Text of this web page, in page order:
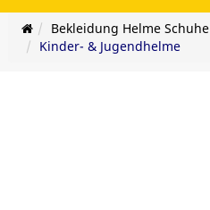
Bekleidung Helme Schuhe
Kinder- & Jugendhelme